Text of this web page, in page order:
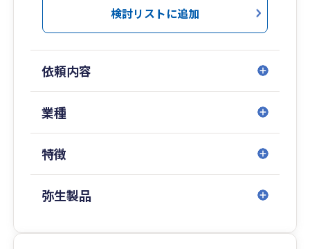
検討リストに追加
依頼内容
業種
特徴
弥生製品